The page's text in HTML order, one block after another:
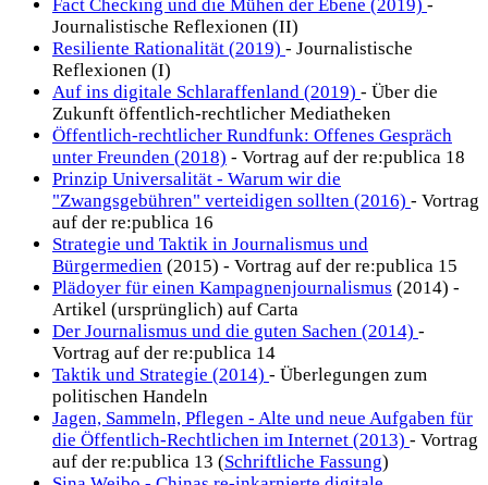
Fact Checking und die Mühen der Ebene (2019) -
Journalistische Reflexionen (II)
Resiliente Rationalität (2019) - Journalistische
Reflexionen (I)
Auf ins digitale Schlaraffenland (2019) - Über die
Zukunft öffentlich-rechtlicher Mediatheken
Öffentlich-rechtlicher Rundfunk: Offenes Gespräch
unter Freunden (2018) - Vortrag auf der re:publica 18
Prinzip Universalität - Warum wir die
"Zwangsgebühren" verteidigen sollten (2016) - Vortrag
auf der re:publica 16
Strategie und Taktik in Journalismus und
Bürgermedien (2015) - Vortrag auf der re:publica 15
Plädoyer für einen Kampagnenjournalismus (2014) -
Artikel (ursprünglich) auf Carta
Der Journalismus und die guten Sachen (2014) -
Vortrag auf der re:publica 14
Taktik und Strategie (2014) - Überlegungen zum
politischen Handeln
Jagen, Sammeln, Pflegen - Alte und neue Aufgaben für
die Öffentlich-Rechtlichen im Internet (2013) - Vortrag
auf der re:publica 13 (Schriftliche Fassung)